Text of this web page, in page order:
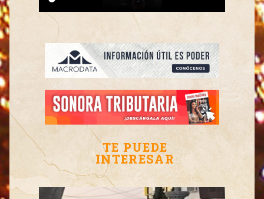
TE PUEDE
INTERESAR